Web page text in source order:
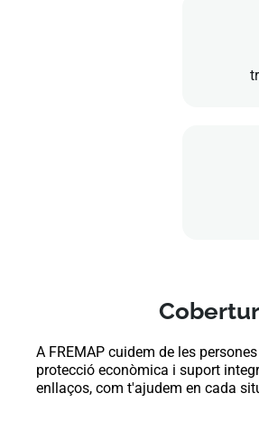
A FREMAP cuidem de les
protecció econòmica i suport
enllaços, com t'ajudem en cada